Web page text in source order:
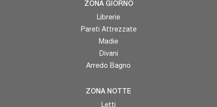
ZONA GIORNO
Librerie
Pareti Attrezzate
Madie
Divani
Arredo Bagno
ZONA NOTTE
Letti